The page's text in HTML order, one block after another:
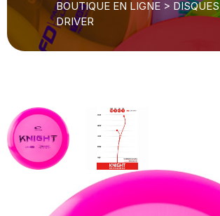
BOUTIQUE EN LIGNE > DISQUES
DRIVER